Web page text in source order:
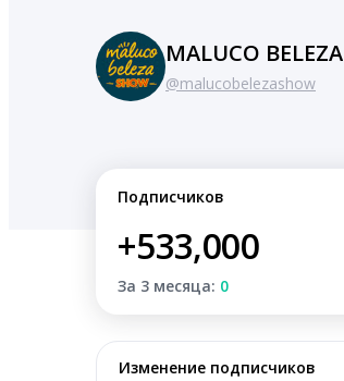
MALUCO BELEZA
@malucobelezashow
Подписчиков
+533,000
За 3 месяца: 0
Изменение подписчиков